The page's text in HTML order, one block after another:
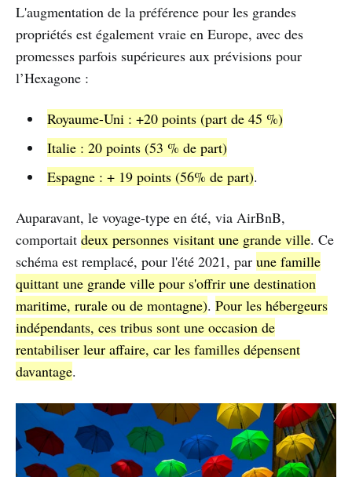
L'augmentation de la préférence pour les grandes
propriétés est également vraie en Europe, avec des
promesses parfois supérieures aux prévisions pour
l’Hexagone :
Royaume-Uni : +20 points (part de 45 %)
Italie : 20 points (53 % de part)
Espagne : + 19 points (56% de part).
Auparavant, le voyage-type en été, via AirBnB,
comportait deux personnes visitant une grande ville. Ce
schéma est remplacé, pour l'été 2021, par une famille
quittant une grande ville pour s'offrir une destination
maritime, rurale ou de montagne). Pour les hébergeurs
indépendants, ces tribus sont une occasion de
rentabiliser leur affaire, car les familles dépensent
davantage.